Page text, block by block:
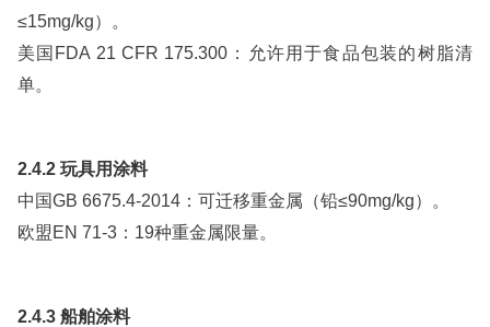
≤15mg/kg）。
美国FDA 21 CFR 175.300：允许用于食品包装的树脂清
单。
2.4.2 玩具用涂料
中国GB 6675.4-2014：可迁移重金属（铅≤90mg/kg）。
欧盟EN 71-3：19种重金属限量。
2.4.3 船舶涂料